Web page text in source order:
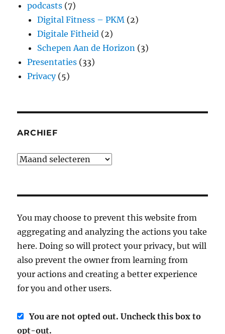
podcasts (7)
Digital Fitness – PKM (2)
Digitale Fitheid (2)
Schepen Aan de Horizon (3)
Presentaties (33)
Privacy(5)
ARCHIEF
Archief
You may choose to prevent this website from
aggregating and analyzing the actions you take
here. Doing so will protect your privacy, but will
also prevent the owner from learning from
your actions and creating a better experience
for you and other users.
You are not opted out. Uncheck this box to
opt-out.